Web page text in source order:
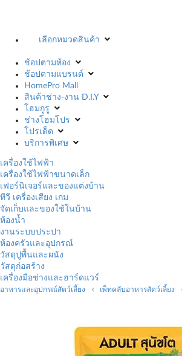
เลือกหมวดสินค้า
ช้อปตามห้อง
ช้อปตามแบรนด์
HomePro Mall
สินค้าช่าง-งาน D.I.Y
โฮมกูรู
ช่างโฮมโปร
โปรเด็ด
บริการพิเศษ
เครื่องใช้ไฟฟ้า
เครื่องใช้ไฟฟ้าขนาดเล็ก
เฟอร์นิเจอร์และของแต่งบ้าน
ทีวี เครื่องเสียง เกม
จัดเก็บและของใช้ในบ้าน
ห้องน้ำ
งานระบบประปา
ห้องครัวและอุปกรณ์
วัสดุปูพื้นและผนัง
วัสดุก่อสร้าง
เครื่องมือช่างและฮาร์ดแวร์
อาหารและอุปกรณ์สัตว์เลี้ยง เพ็ทคลับอาหารสัตว์เลี้ยง